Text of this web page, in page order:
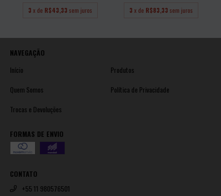
3 x de R$43,33 sem juros 3 x de R$83,33 sem juros
NAVEGAÇÃO
Início
Produtos
Quem Somos
Política de Privacidade
Trocas e Devoluções
FORMAS DE ENVIO
CONTATO
+55 11 980576501